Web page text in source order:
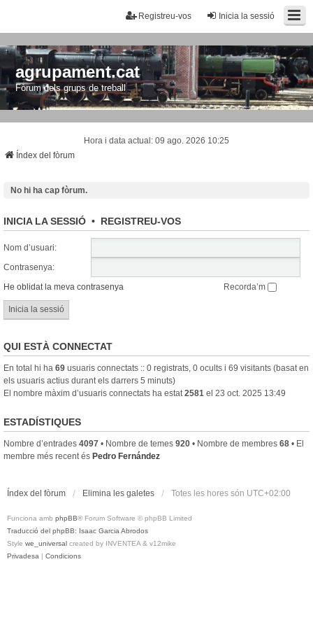
Inicia la sessió
Registreu-vos
agrupament.cat
Fòrum dels grups de treball
Hora i data actual: 09 ago. 2026 10:25
Índex del fòrum
No hi ha cap fòrum.
INICIA LA SESSIÓ • REGISTREU-VOS
Nom d’usuari:
Contrasenya:
He oblidat la meva contrasenya
Recorda’m
QUI ESTÀ CONNECTAT
En total hi ha 69 usuaris connectats :: 0 registrats, 0 ocults i 69 visitants (basat en
els usuaris actius durant els darrers 5 minuts)
El nombre màxim d’usuaris connectats ha estat 2581 el 23 oct. 2025 13:49
ESTADÍSTIQUES
Nombre d’entrades 4097 • Nombre de temes 920 • Nombre de membres 68 • El
membre més recent és Pedro Fernández
Índex del fòrum Elimina les galetes Totes les hores són UTC+02:00
Funciona amb phpBB® Forum Software © phpBB Limited
Traducció del phpBB: Isaac Garcia Abrodos
Style we_universal created by INVENTEA & v12mike
Privadesa | Condicions